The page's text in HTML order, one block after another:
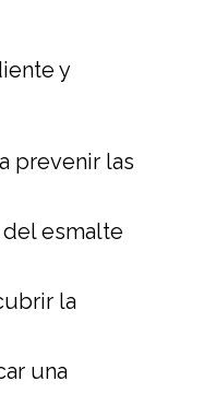
y
prevenir las
esmalte
la
una